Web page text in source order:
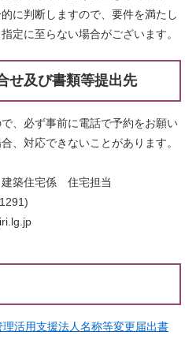
に判断しますので、要件を満たし
定に至らない場合がございます。
せ及び書類等提出先
、必ず事前に電話で予約をお願い
、対応できないことがあります。
築住宅係 住宅担当
活用支援法人名称等変更届出書